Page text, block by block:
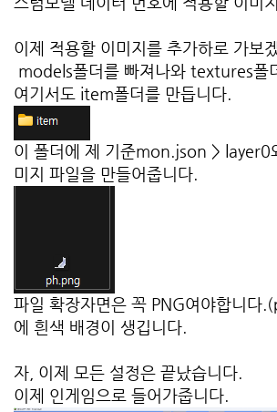
이제 적용할 이미지를 추가하로 가보
models폴더를 빠져나와 textures폴
여기서도 item폴더를 만듭니다.
이 폴더에 제 기준mon.json > layer0
미지 파일을 만들어줍니다.
파일 확장자면은 꼭 PNG여야합니다
에 흰색 배경이 생깁니다.
자, 이제 모든 설정은 끝났습니다.
이제 인게임으로 들어가줍니다.